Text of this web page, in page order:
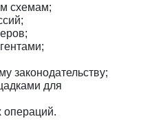
схемам;
законодательству;
для
операций.